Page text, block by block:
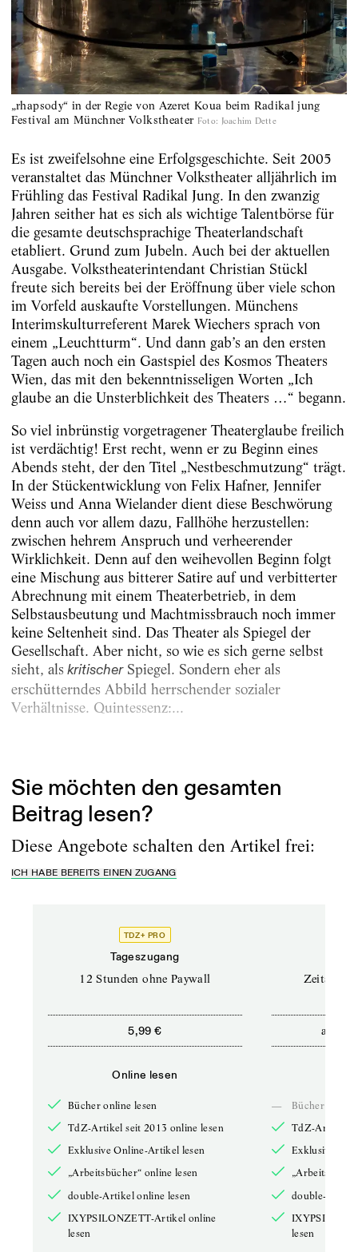
„rhapsody“ in der Regie von Azeret Koua beim Radikal jung
Festival am Münchner Volkstheater Foto: Joachim Dette
Es ist zweifelsohne eine Erfolgsgeschichte. Seit 2005
veranstaltet das Münchner Volkstheater alljährlich im
Frühling das Festival Radikal Jung. In den zwanzig
Jahren seither hat es sich als wichtige Talentbörse für
die gesamte deutschsprachige Theaterlandschaft
etabliert. Grund zum Jubeln. Auch bei der aktuellen
Ausgabe. Volkstheaterintendant Christian Stückl
freute sich bereits bei der Eröffnung über viele schon
im Vorfeld auskaufte Vorstellungen. Münchens
Interimskulturreferent Marek Wiechers sprach von
einem „Leuchtturm“. Und dann gab’s an den ersten
Tagen auch noch ein Gastspiel des Kosmos Theaters
Wien, das mit den bekenntnisseligen Worten „Ich
glaube an die Unsterblichkeit des Theaters …“ begann.
So viel inbrünstig vorgetragener Theaterglaube freilich
ist verdächtig! Erst recht, wenn er zu Beginn eines
Abends steht, der den Titel „Nestbeschmutzung“ trägt.
In der Stückentwicklung von Felix Hafner, Jennifer
Weiss und Anna Wielander dient diese Beschwörung
denn auch vor allem dazu, Fallhöhe herzustellen:
zwischen hehrem Anspruch und verheerender
Wirklichkeit. Denn auf den weihevollen Beginn folgt
eine Mischung aus bitterer Satire auf und verbitterter
Abrechnung mit einem Theaterbetrieb, in dem
Selbstausbeutung und Machtmissbrauch noch immer
keine Seltenheit sind. Das Theater als Spiegel der
Gesellschaft. Aber nicht, so wie es sich gerne selbst
sieht, alskritischerSpiegel. Sondern eher als
erschütterndes Abbild herrschender sozialer
Verhältnisse. Quintessenz:...
Sie möchten den gesamten
Beitrag lesen?
Diese Angebote schalten den Artikel frei:
ICH HABE BEREITS EINEN ZUGANG
TDZ+ PRO
Tageszugang
12 Stunden ohne Paywall
5,99 €
Online lesen
Bücher online lesen
TdZ-Artikel seit 2013 online lesen
Exklusive Online-Artikel lesen
„Arbeitsbücher“ online lesen
double-Artikel online lesen
IXYPSILONZETT-Artikel online
lesen
ab
—
Bücher online
TdZ-Artikel
Exklusive
double-
lesen